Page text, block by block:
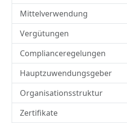
Mittelverwendung
Vergütungen
Complianceregelungen
Hauptzuwendungsgeber
Organisationsstruktur
Zertifikate